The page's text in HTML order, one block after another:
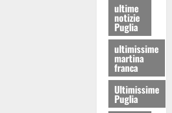
ultime
notizie
Puglia
ultimissime
martina
franca
Ultimissime
Puglia